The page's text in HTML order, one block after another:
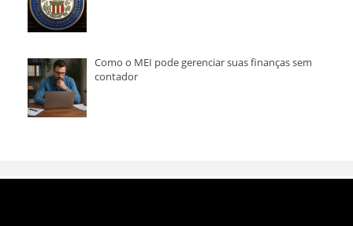
Como o MEI pode gerenciar suas finanças sem
contador